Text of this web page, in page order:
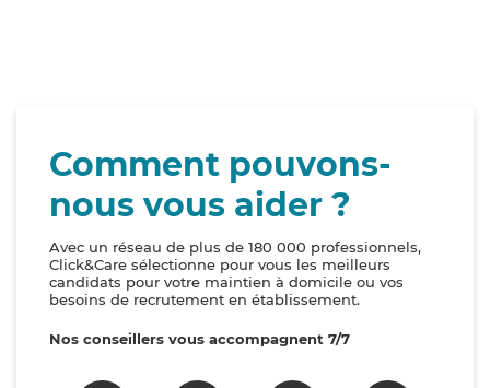
Comment pouvons-
nous vous aider ?
Avec un réseau de plus de 180 000 professionnels,
Click&Care sélectionne pour vous les meilleurs
candidats pour votre maintien à domicile ou vos
besoins de recrutement en établissement.
Nos conseillers vous accompagnent 7/7